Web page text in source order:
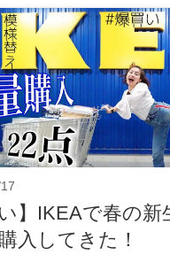
い】IKEAで春の新
入してきた！